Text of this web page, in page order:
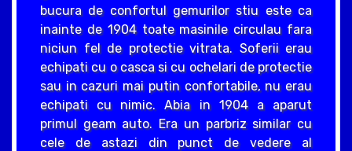
bucura de confortul gemurilor stiu este ca
inainte de 1904 toate masinile circulau fara
niciun fel de protectie vitrata. Soferii erau
echipati cu o casca si cu ochelari de protectie
sau in cazuri mai putin confortabile, nu erau
echipati cu nimic. Abia in 1904 a aparut
primul geam auto. Era un parbriz similar cu
cele de astazi din punct de vedere al